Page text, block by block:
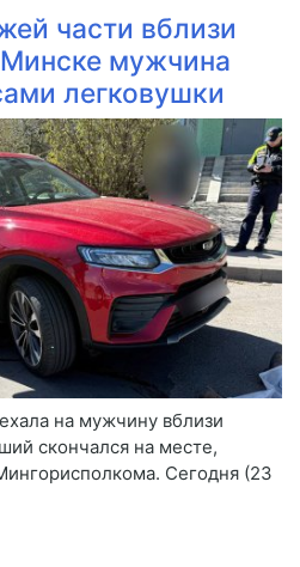
части вблизи
мужчина
легковушки
на мужчину вблизи
скончался на месте,
Сегодня (23